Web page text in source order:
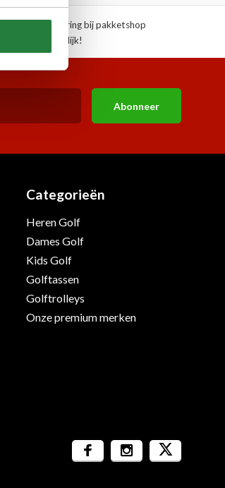
Afhalen of aflevering bij pakketshop
mogelijk!
Abonneer
Categorieën
Heren Golf
Dames Golf
Kids Golf
Golftassen
Golftrolleys
Onze premium merken